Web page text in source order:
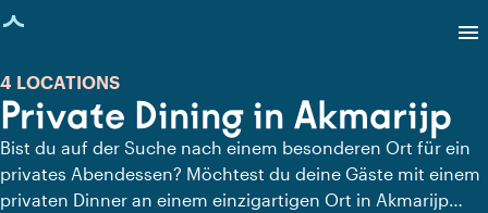
geladen
menu
Private Dining in Akmarijp
4 LOCATIONS
Bist du auf der Suche nach einem besonderen Ort für ein
privates Abendessen? Möchtest du deine Gäste mit einem
privaten Dinner an einem einzigartigen Ort in Akmarijp